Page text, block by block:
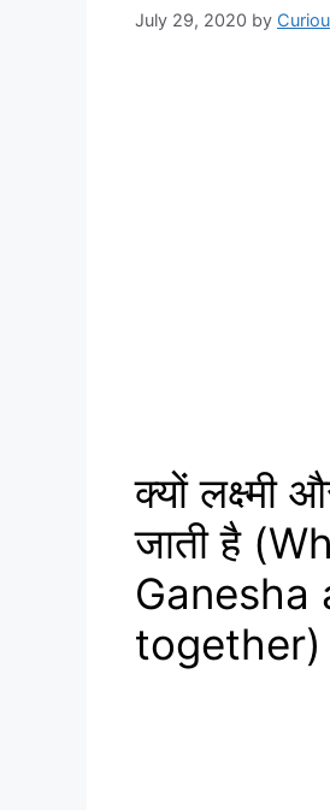
July 29, 2020 by
क्यों लक्ष्मी
जाती है
Ganesha
together)